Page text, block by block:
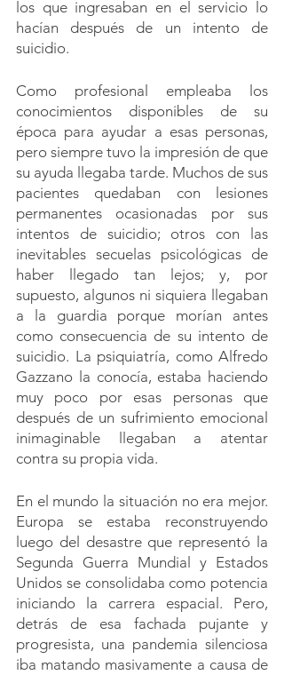
los que ingresaban en el servicio lo
hacían después de un intento de
suicidio.
Como profesional empleaba los
conocimientos disponibles de su
época para ayudar a esas personas,
pero siempre tuvo la impresión de que
su ayuda llegaba tarde. Muchos de sus
pacientes quedaban con lesiones
permanentes ocasionadas por sus
intentos de suicidio; otros con las
inevitables secuelas psicológicas de
haber llegado tan lejos; y, por
supuesto, algunos ni siquiera llegaban
a la guardia porque morían antes
como consecuencia de su intento de
suicidio. La psiquiatría, como Alfredo
Gazzano la conocía, estaba haciendo
muy poco por esas personas que
después de un sufrimiento emocional
inimaginable llegaban a atentar
contra su propia vida.
En el mundo la situación no era mejor.
Europa se estaba reconstruyendo
luego del desastre que representó la
Segunda Guerra Mundial y Estados
Unidos se consolidaba como potencia
iniciando la carrera espacial. Pero,
detrás de esa fachada pujante y
progresista, una pandemia silenciosa
iba matando masivamente a causa de